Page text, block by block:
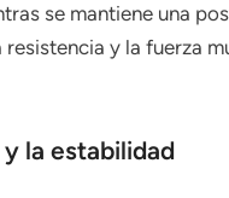
se mantiene una
y la fuerza
la estabilidad